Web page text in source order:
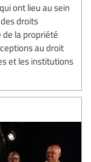
ont lieu au sein
droits
de la propriété
au droit
et les institutions